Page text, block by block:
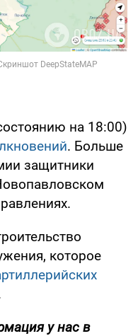
на 18:00)
. Больше
защитники
которое
у нас в